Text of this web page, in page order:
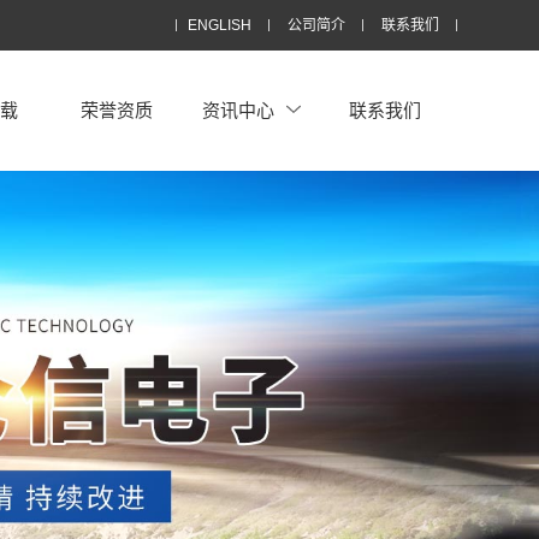
ENGLISH 公司简介 联系我们
荣誉资质 资讯中心 联系我们